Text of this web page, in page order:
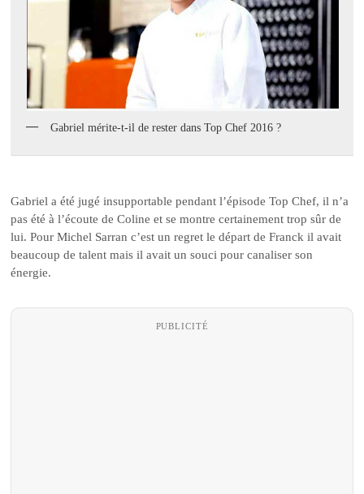
Gabriel mérite-t-il de rester dans Top Chef 2016 ?
Gabriel a été jugé insupportable pendant l’épisode Top Chef, il n’a
pas été à l’écoute de Coline et se montre certainement trop sûr de
lui. Pour Michel Sarran c’est un regret le départ de Franck il avait
beaucoup de talent mais il avait un souci pour canaliser son
énergie.
PUBLICITÉ